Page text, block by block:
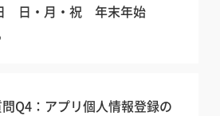
日・月・祝 年末年始
Q4：アプリ個人情報登録の